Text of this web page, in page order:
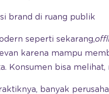
brand di ruang publik
seperti sekarang,
karena mampu
Konsumen bisa
banyak